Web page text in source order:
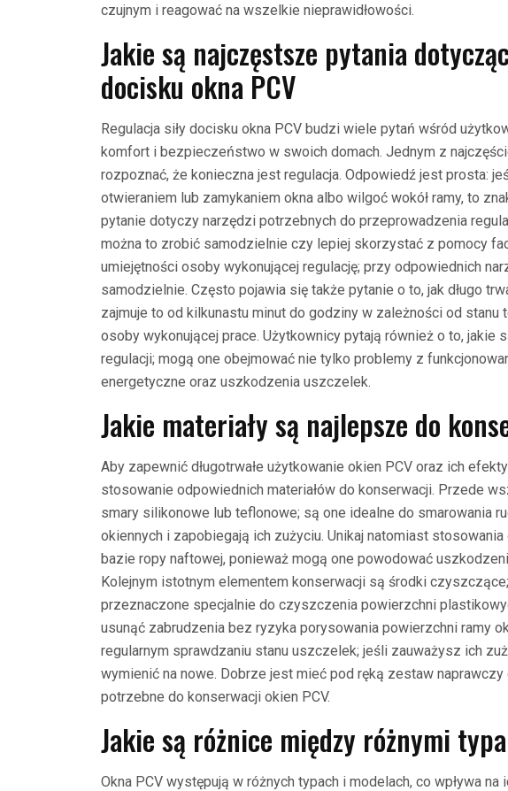
czujnym i reagować na wszelkie nieprawidłowości.
Jakie są najczęstsze pytania
docisku okna PCV
Regulacja siły docisku okna PCV budzi wiele pytań wśród
komfort i bezpieczeństwo w swoich domach. Jednym z
rozpoznać, że konieczna jest regulacja. Odpowiedź jest prosta:
otwieraniem lub zamykaniem okna albo wilgoć wokół ramy, to
pytanie dotyczy narzędzi potrzebnych do przeprowadzenia
można to zrobić samodzielnie czy lepiej skorzystać z pomocy
umiejętności osoby wykonującej regulację; przy odpowiednich
samodzielnie. Często pojawia się także pytanie o to, jak długo
zajmuje to od kilkunastu minut do godziny w zależności od stanu
osoby wykonującej prace. Użytkownicy pytają również o to, jakie
regulacji; mogą one obejmować nie tylko problemy z
energetyczne oraz uszkodzenia uszczelek.
Jakie materiały są najlepsze do
Aby zapewnić długotrwałe użytkowanie okien PCV oraz ich
stosowanie odpowiednich materiałów do konserwacji. Przede
smary silikonowe lub teflonowe; są one idealne do smarowania
okiennych i zapobiegają ich zużyciu. Unikaj natomiast
bazie ropy naftowej, ponieważ mogą one powodować
Kolejnym istotnym elementem konserwacji są środki
przeznaczone specjalnie do czyszczenia powierzchni
usunąć zabrudzenia bez ryzyka porysowania powierzchni ramy
regularnym sprawdzaniu stanu uszczelek; jeśli zauważysz ich
wymienić na nowe. Dobrze jest mieć pod ręką zestaw
potrzebne do konserwacji okien PCV.
Jakie są różnice między różnymi
Okna PCV występują w różnych typach i modelach, co wpływa